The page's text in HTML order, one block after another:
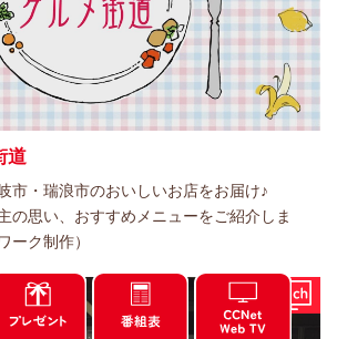
道
市・瑞浪市のおいしいお店をお届け♪
の思い、おすすめメニューをご紹介しま
ーク制作）